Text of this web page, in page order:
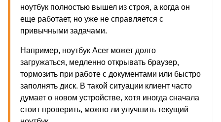
ноутбук полностью вышел из строя, а когда он
еще работает, но уже не справляется с
привычными задачами.
Например, ноутбук Acer может долго
загружаться, медленно открывать браузер,
тормозить при работе с документами или быстро
заполнять диск. В такой ситуации клиент часто
думает о новом устройстве, хотя иногда сначала
стоит проверить, можно ли улучшить текущий